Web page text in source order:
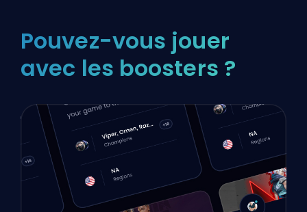
Pouvez-vous jouer
avec les boosters ?